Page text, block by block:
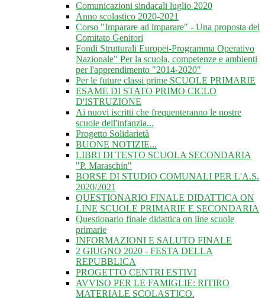
Comunicazioni sindacali luglio 2020
Anno scolastico 2020-2021
Corso "Imparare ad imparare" - Una proposta del
Comitato Genitori
Fondi Strutturali Europei-Programma Operativo
Nazionale" Per la scuola, competenze e ambienti
per l'apprendimento "2014-2020"
Per le future classi prime SCUOLE PRIMARIE
ESAME DI STATO PRIMO CICLO
D'ISTRUZIONE
Ai nuovi iscritti che frequenteranno le nostre
scuole dell'infanzia...
Progetto Solidarietà
BUONE NOTIZIE...
LIBRI DI TESTO SCUOLA SECONDARIA
"P. Maraschin"
BORSE DI STUDIO COMUNALI PER L'A.S.
2020/2021
QUESTIONARIO FINALE DIDATTICA ON
LINE SCUOLE PRIMARIE E SECONDARIA
Questionario finale didattica on line scuole
primarie
INFORMAZIONI E SALUTO FINALE
2 GIUGNO 2020 - FESTA DELLA
REPUBBLICA
PROGETTO CENTRI ESTIVI
AVVISO PER LE FAMIGLIE: RITIRO
MATERIALE SCOLASTICO.